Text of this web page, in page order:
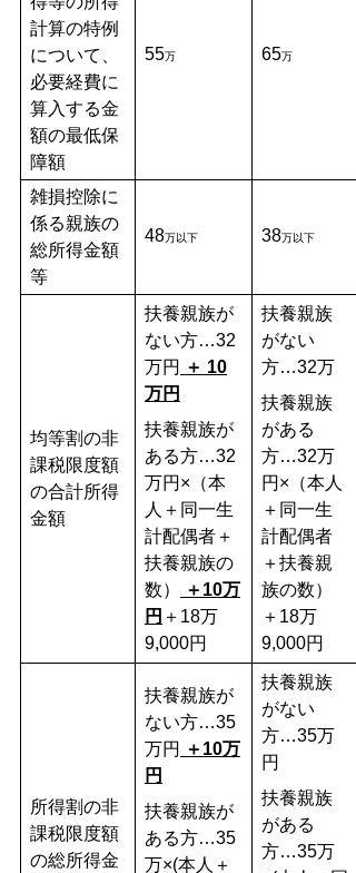
計算の特例
について、
必要経費に
算入する金
額の最低保
障額
55万 65万
雑損控除に
係る親族の
総所得金額
等
48万以下 38万以下
均等割の非
課税限度額
の合計所得
金額
扶養親族が
ない方…32
万円 ＋ 10
万円
扶養親族が
ある方…32
万円×（本
人＋同一生
計配偶者＋
扶養親族の
数）
＋10万
円 ＋18万
9,000円
扶養親族
がない
方…32万
扶養親族
がある
方…32万
円×（本人
＋同一生
計配偶者
＋扶養親
族の数）
＋18万
9,000円
所得割の非
課税限度額
の総所得金
扶養親族が
ない方…35
万円 ＋10万
円
扶養親族が
ある方…35
万×(本人＋
扶養親族
がない
方…35万
円
扶養親族
がある
方…35万